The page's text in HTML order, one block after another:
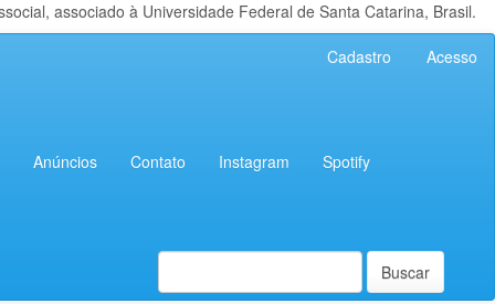
associado à Universidade Federal de Santa Catarina, Brasil.
Cadastro Acesso
Anúncios Contato Instagram Spotify
Buscar